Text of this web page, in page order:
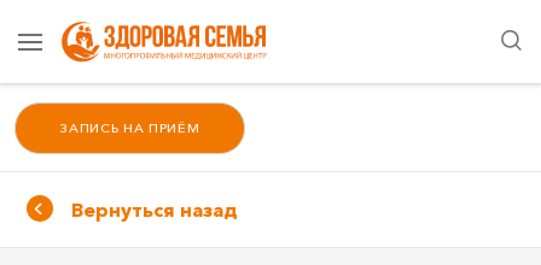
ЗАПИСЬ НА ПРИЁМ
Вернуться назад